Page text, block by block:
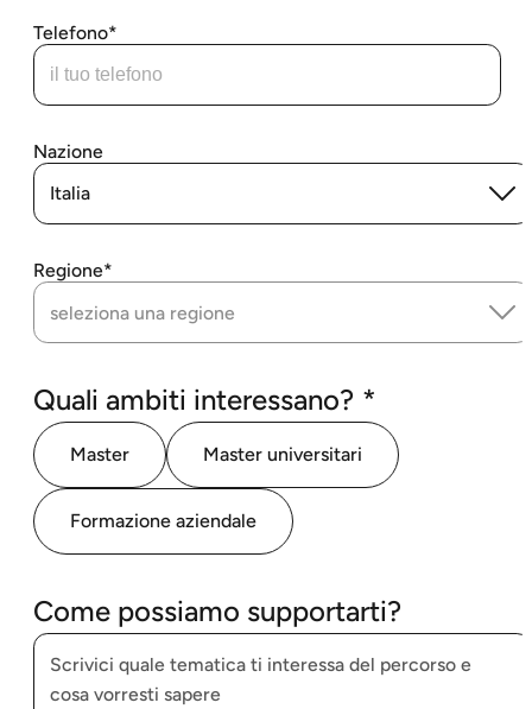
Telefono
Nazione
Italia
Regione
seleziona una regione
Quali ambiti interessano? *
Master Master universitari
Formazione aziendale
Come possiamo supportarti?